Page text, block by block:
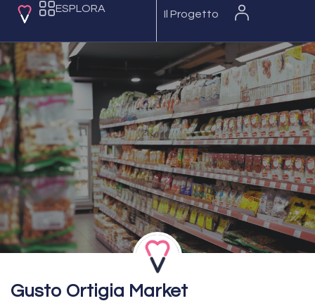
ESPLORA
Il Progetto
Gusto Ortigia Market